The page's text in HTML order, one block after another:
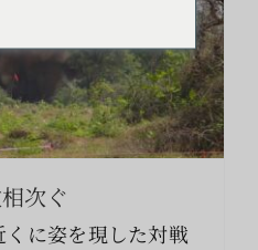
次ぐ
に姿を現した対戦